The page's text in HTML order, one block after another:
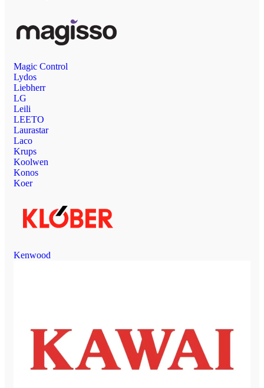
Magic Control
Lydos
Liebherr
LG
Leili
LEETO
Laurastar
Laco
Krups
Koolwen
Konos
Koer
Kenwood